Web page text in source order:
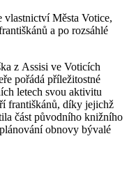
vlastnictví Města Votice,
a po rozsáhlé
z Assisi ve Voticích
pořádá příležitostné
letech svou aktivitu
františkánů, díky jejichž
část původního knižního
obnovy bývalé